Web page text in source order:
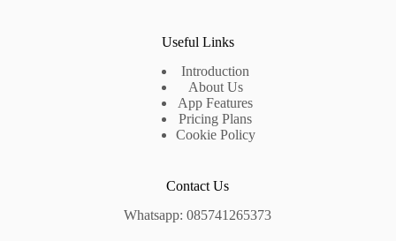
Useful Links
Introduction
About Us
App Features
Pricing Plans
Cookie Policy
Contact Us
Whatsapp: 085741265373